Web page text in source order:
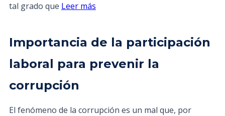
tal grado que Leer más
Importancia de la participación
laboral para prevenir la
corrupción
El fenómeno de la corrupción es un mal que, por